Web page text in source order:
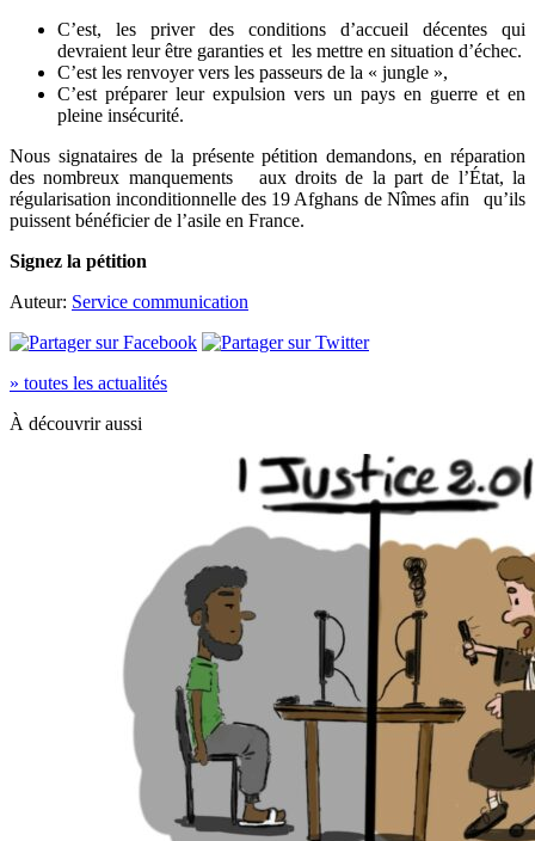
C’est, les priver des conditions d’accueil décentes qui
devraient leur être garanties et les mettre en situation d’échec.
C’est les renvoyer vers les passeurs de la « jungle »,
C’est préparer leur expulsion vers un pays en guerre et en
pleine insécurité.
Nous signataires de la présente pétition demandons, en réparation
des nombreux manquements aux droits de la part de l’État, la
régularisation inconditionnelle des 19 Afghans de Nîmes afin qu’ils
puissent bénéficier de l’asile en France.
Signez la pétition
Auteur: Service communication
» toutes les actualités
À découvrir aussi